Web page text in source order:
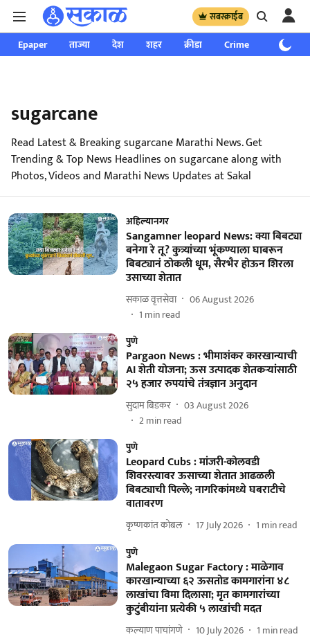
सबस्क्राईब
Epaper ताज्या देश शहर क्रीडा Crime साप्ताहिक
sugarcane
Read Latest & Breaking sugarcane Marathi News. Get
Trending & Top News Headlines on sugarcane along with
Photos, Videos and Marathi News Updates at Sakal
अहिल्यानगर
Sangamner leopard News: क्या बिबट्या
बनेगा रे तू? कुत्र्यांच्या भूंकण्याला घाबरून
बिबट्यानं ठोकली धूम, सैरभैर होऊन शिरला
उसाच्या शेतात
सकाळ वृत्तसेवा
06 August 2026
1 min read
पुणे
Pargaon News : भीमाशंकर कारखान्याची
AI शेती योजना; ऊस उत्पादक शेतकऱ्यांसाठी
२५ हजार रुपयांचे तंत्रज्ञान अनुदान
सुदाम बिडकर
03 August 2026
2min read
पुणे
Leopard Cubs : मांजरी-कोलवडी
शिवरस्त्यावर ऊसाच्या शेतात आढळली
बिबट्याची पिल्ले; नागरिकांमध्ये घबराटीचे
वातावरण
कृष्णकांत कोबल 17 July 2026 1 min read
पुणे
Malegaon Sugar Factory : माळेगाव
कारखान्याच्या ६२ ऊसतोड कामगारांना ४८
लाखांचा विमा दिलासा; मृत कामगारांच्या
कुटुंबीयांना प्रत्येकी ५ लाखांची मदत
कल्याण पाचांगणे 10 July 2026 1 min read